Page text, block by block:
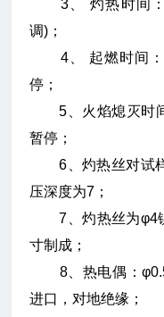
3、 灼热时间：
调)；
4、 起燃时间：
停；
5、火焰熄灭时间
暂停；
6、灼热丝对试样
压深度为7；
7、灼热丝为φ4镍
寸制成；
8、热电偶：φ0.5
进口，对地绝缘；